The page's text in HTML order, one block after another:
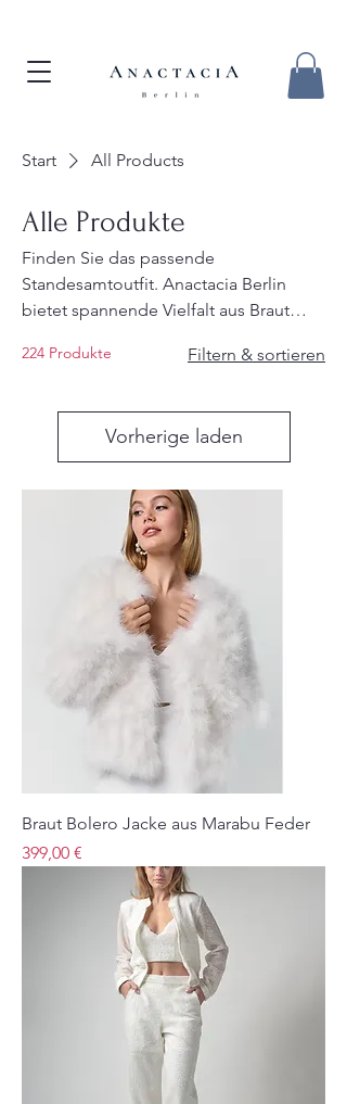
Start All Products
Alle Produkte
Finden Sie das passende
Standesamtoutfit. Anactacia Berlin
bietet spannende Vielfalt aus Braut
oder bodenlangen Standesamt
mit hervorragender Qualität. Stellen Sie
sich ganz persönliches Traum-Outfit
zusammen aus der Mix & Match Vielfalt
wie Tops, Korsagen, Röcken, Hosen,
und Oberteilen. Lets Celebrate...
224 Produkte Filtern & sortieren
Vorherige laden
Braut Bolero Jacke aus Marabu Feder
Preis
399,00 €